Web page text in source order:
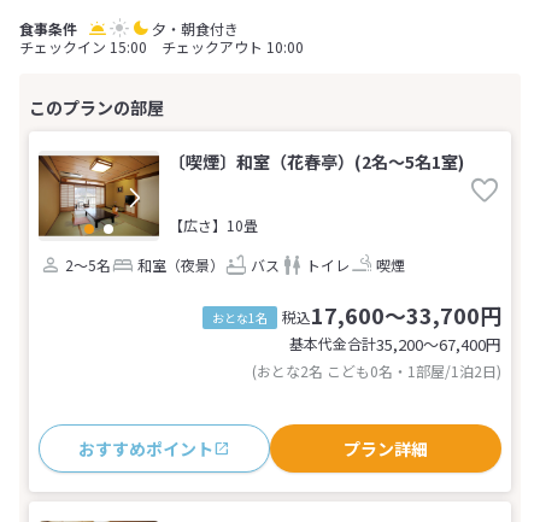
夕・朝食付き
チェックイン 15:00 チェックアウト 10:00
〔喫煙〕和室（花春亭）(2名～5名1室)
【広さ】10畳
2～5名
和室（夜景） バス トイレ 喫煙
おとな1名 税込17,600～33,700円
基本代金合計35,200〜67,400円
(おとな2名 こども0名・1部屋/1泊2日)
おすすめポイント プラン詳細